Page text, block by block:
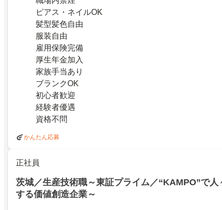
ピアス・ネイルOK
髪型髪色自由
服装自由
雇用保険完備
厚生年金加入
家族手当あり
ブランクOK
初心者歓迎
経験者優遇
資格不問
かんたん応募
正社員
茨城／生産技術職～東証プライム／“KAMPO”で人
する価値創造企業～